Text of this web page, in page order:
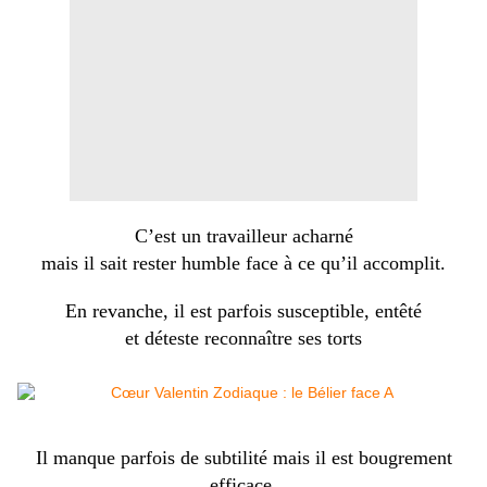
C’est un travailleur acharné
mais il sait rester humble face à ce qu’il accomplit.
En revanche, il est parfois susceptible, entêté
et déteste reconnaître ses torts
Il manque parfois de subtilité mais il est bougrement